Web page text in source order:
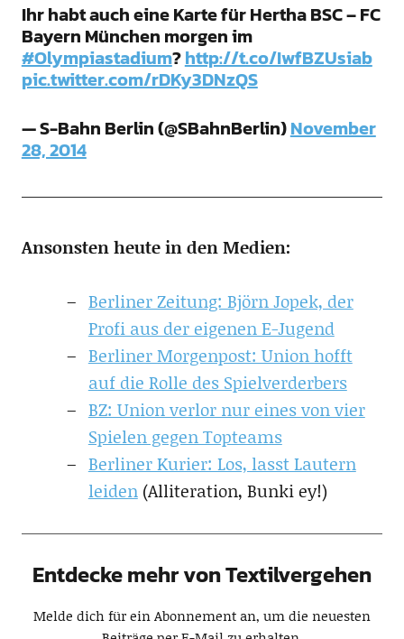
Ihr habt auch eine Karte für Hertha BSC – FC
Bayern München morgen im
#Olympiastadium?http://t.co/IwfBZUsiab
pic.twitter.com/rDKy3DNzQS
— S-Bahn Berlin (@SBahnBerlin)November
28, 2014
Ansonsten heute in den Medien:
Berliner Zeitung: Björn Jopek, der
Profi aus der eigenen E-Jugend
Berliner Morgenpost: Union hofft
auf die Rolle des Spielverderbers
BZ: Union verlor nur eines von vier
Spielen gegen Topteams
Berliner Kurier: Los, lasst Lautern
leiden(Alliteration, Bunki ey!)
Entdecke mehr von Textilvergehen
Melde dich für ein Abonnement an, um die neuesten